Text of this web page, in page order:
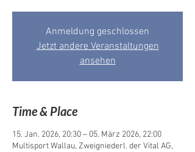
Anmeldung geschlossen
Jetzt andere Veranstaltungen
ansehen
Time & Place
15. Jan. 2026, 20:30 – 05. März 2026, 22:00
Multisport Wallau, Zweigniederl. der Vital AG,